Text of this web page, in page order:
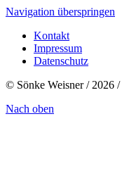
Navigation überspringen
Kontakt
Impressum
Datenschutz
© Sönke Weisner / 2026 /
Nach oben